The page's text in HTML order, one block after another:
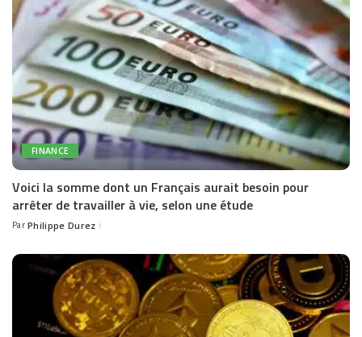
FINANCE
Voici la somme dont un Français aurait besoin pour
arrêter de travailler à vie, selon une étude
Posted
Par Philippe Durez